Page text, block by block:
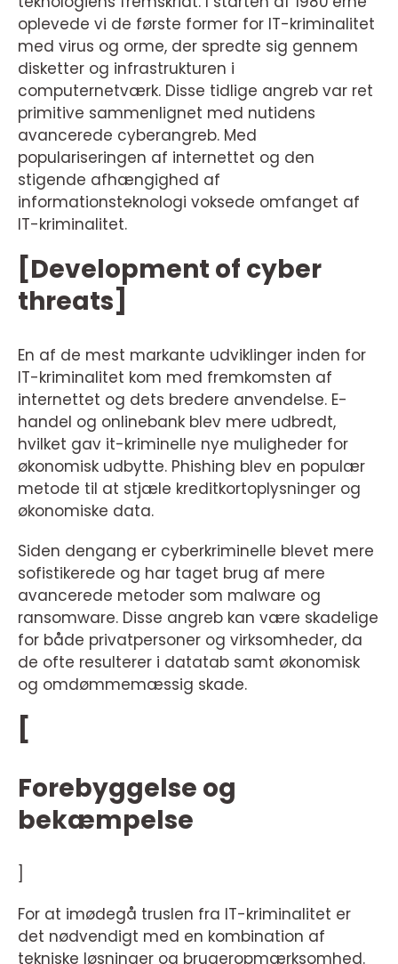
oplevede vi de første former for IT-kriminalitet
med virus og orme, der spredte sig gennem
disketter og infrastrukturen i
computernetværk. Disse tidlige angreb var ret
primitive sammenlignet med nutidens
avancerede cyberangreb. Med
populariseringen af internettet og den
stigende afhængighed af
informationsteknologi voksede omfanget af
IT-kriminalitet.
[Development of cyber
threats]
En af de mest markante udviklinger inden for
IT-kriminalitet kom med fremkomsten af
internettet og dets bredere anvendelse. E-
handel og onlinebank blev mere udbredt,
hvilket gav it-kriminelle nye muligheder for
økonomisk udbytte. Phishing blev en populær
metode til at stjæle kreditkortoplysninger og
økonomiske data.
Siden dengang er cyberkriminelle blevet mere
sofistikerede og har taget brug af mere
avancerede metoder som malware og
ransomware. Disse angreb kan være skadelige
for både privatpersoner og virksomheder, da
de ofte resulterer i datatab samt økonomisk
og omdømmemæssig skade.
[
Forebyggelse og
bekæmpelse
For at imødegå truslen fra IT-kriminalitet er
det nødvendigt med en kombination af
tekniske løsninger og brugeropmærksomhed.